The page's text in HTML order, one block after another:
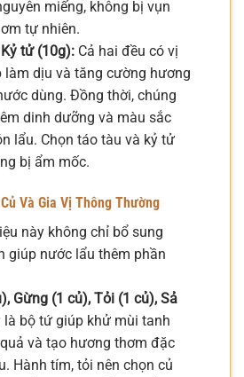
miếng, không bị vụn
tự nhiên.
tử (10g): Cả hai đều có vị
làm dịu và tăng cường hương
dùng. Đồng thời, chúng
dinh dưỡng và màu sắc
lẩu. Chọn táo tàu và kỷ tử
bị ẩm mốc.
Và Gia Vị Thông Thường
này không chỉ bổ sung
giúp nước lẩu thêm phần
Gừng (1 củ), Tỏi (1 củ), Sả
là bộ tứ giúp khử mùi tanh
và tạo hương thơm đặc
Hành tím, tỏi nên chọn củ